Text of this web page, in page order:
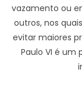
vazamento ou
outros, nos
evitar maiores
Paulo VI é um